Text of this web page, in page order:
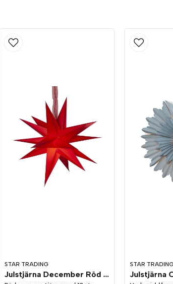
STAR TRADING
Julstjärna December Röd 45cm
STAR TRADING
Julstjärna